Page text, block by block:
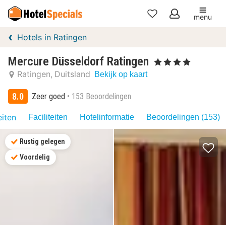
Mijn
menu
Hotels in Ratingen
Mercure Düsseldorf Ratingen , 4 Sterren
Ratingen Duitsland Bekijk op kaart
8.0 Zeer goed 153 Beoordelingen
Faciliteiten Hotelinformatie Beoordelingen (153)
Rustig gelegen
Voordelig